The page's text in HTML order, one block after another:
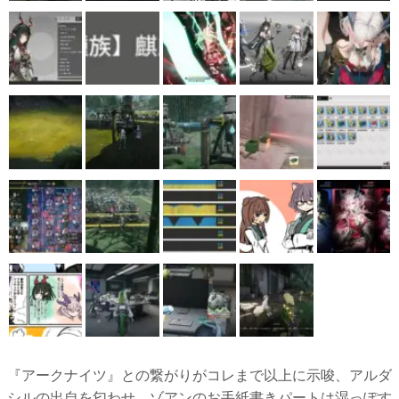
『アークナイツ』との繋がりがコレまで以上に示唆、アルダ